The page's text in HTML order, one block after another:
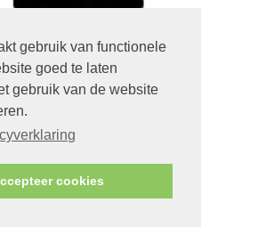
gebruik van functionele
goed te laten
gebruik van de website
cookies